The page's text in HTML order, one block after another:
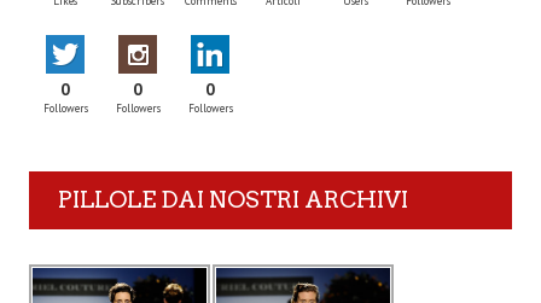
0
Followers
0
Followers
0
Followers
PILLOLE DAI NOSTRI ARCHIVI